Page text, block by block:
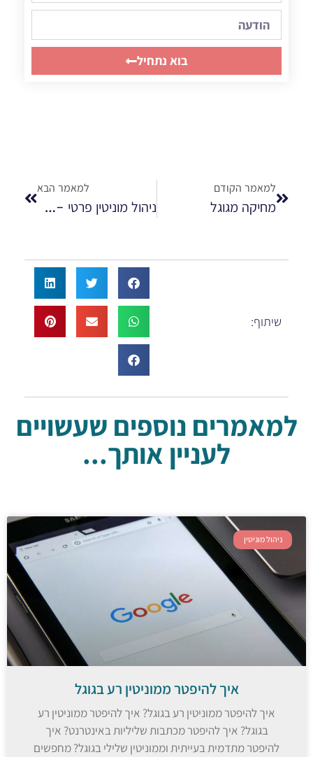
בוא נתחיל
למאמר הקודם
מחיקה מגוגל
למאמר הבא
ניהול מוניטין פרטי -איך למחוק מידע אישי מגוגל
שיתוף:
למאמרים נוספים שעשויים
לעניין אותך...
ניהול מוניטין
איך להיפטר ממוניטין רע בגוגל
איך להיפטר ממוניטין רע בגוגל? איך להיפטר ממוניטין רע
בגוגל? איך להיפטר מכתבות שליליות באינטרנט? איך
להיפטר מתדמית בעייתית וממוניטין שלילי בגוגל? מחפשים